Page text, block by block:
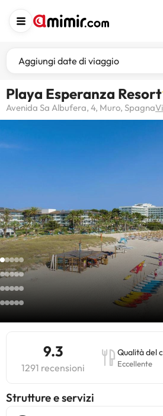
Aggiungi date di viaggio
Playa Esperanza Resort
Avenida Sa Albufera, 4, Muro, Spagna
9.3
1291 recensioni
Qualità del
Eccellente
​Strutture e servizi